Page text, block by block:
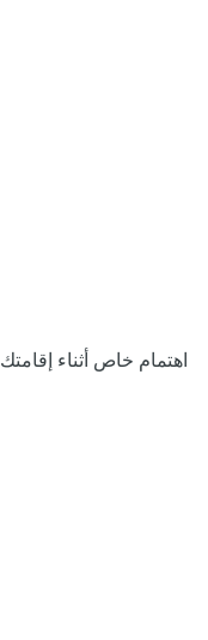
اهتمام خاص أثناء إقامتك